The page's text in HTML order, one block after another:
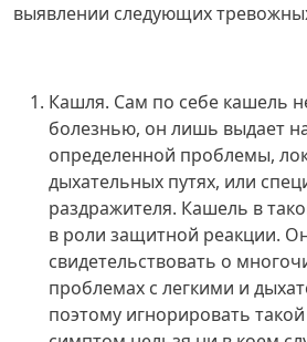
выявлении следующих
Кашля. Сам по себе кашель
болезнью, он лишь выдает
определенной проблемы,
дыхательных путях, или
раздражителя. Кашель в
в роли защитной реакции.
свидетельствовать о
проблемах с легкими и
поэтому игнорировать